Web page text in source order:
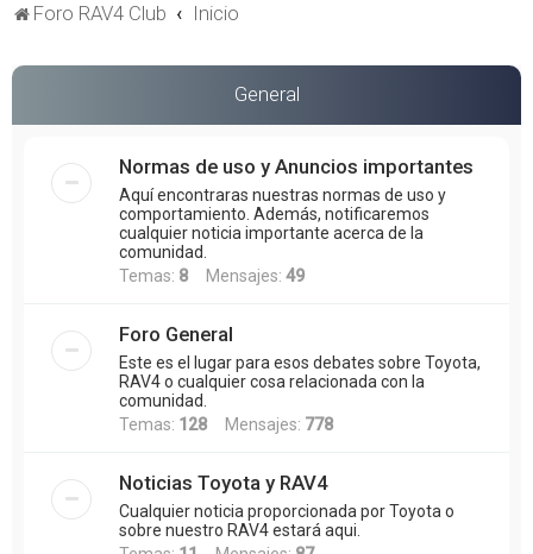
Foro RAV4 Club Inicio
General
Normas de uso y Anuncios importantes
Aquí encontraras nuestras normas de uso y
comportamiento. Además, notificaremos
cualquier noticia importante acerca de la
comunidad.
Temas: 8 Mensajes: 49
Foro General
Este es el lugar para esos debates sobre Toyota,
RAV4 o cualquier cosa relacionada con la
comunidad.
Temas: 128 Mensajes: 778
Noticias Toyota y RAV4
Cualquier noticia proporcionada por Toyota o
sobre nuestro RAV4 estará aqui.